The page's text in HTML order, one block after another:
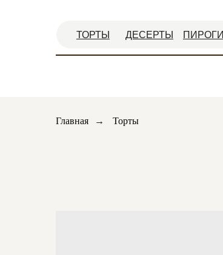
ТОРТЫ ДЕСЕРТЫ ПИРОГИ
Главная → Торты